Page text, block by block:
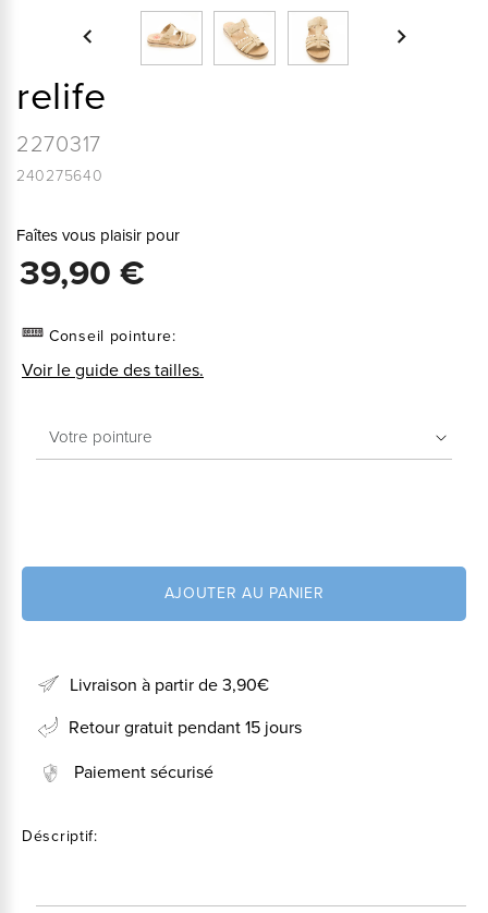
 
relife
2270317
240275640
Faîtes vous plaisir pour
39,90 €
Conseil pointure:
Voir le guide des tailles.
AJOUTER AU PANIER
Livraison à partir de 3,90€
Retour gratuit pendant 15 jours
Paiement sécurisé
Déscriptif: